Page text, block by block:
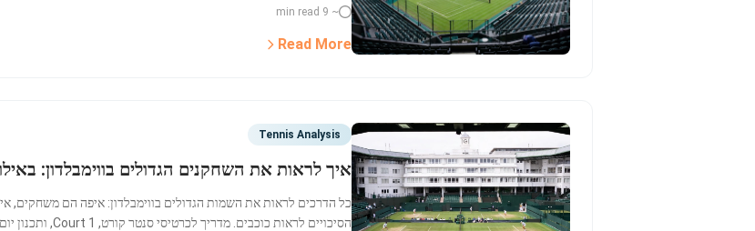
~ 9 min read
Read More
Tennis Analysis
איך לראות את השחקנים הגדולים בווימבלדון:
כל הדרכים לראות את השמות הגדולים בווימבלדון: איפה הם משחקים,
הסיכויים לראות כוכבים. מדריך לכרטיסי סנטר קורט, Court 1, ותכנון יום עם קנייה בטוחה.